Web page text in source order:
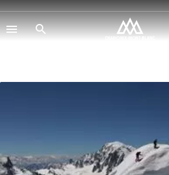
Pasar
al
contenido
principal